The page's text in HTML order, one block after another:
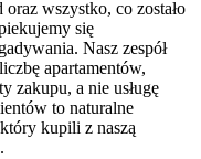
wszystko, co zostało
się
Nasz zespół
apartamentów,
zakupu, a nie usługę
to naturalne
kupili z naszą